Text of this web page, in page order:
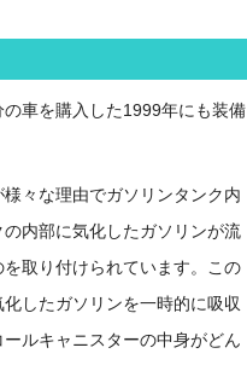
車を購入した1999年にも装備
々な理由でガソリンタンク内
内部に気化したガソリンが流
を取り付けられています。この
したガソリンを一時的に吸収
ルキャニスターの中身がどん